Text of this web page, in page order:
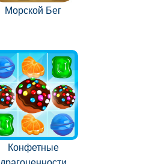
Морской Бег
Конфетные